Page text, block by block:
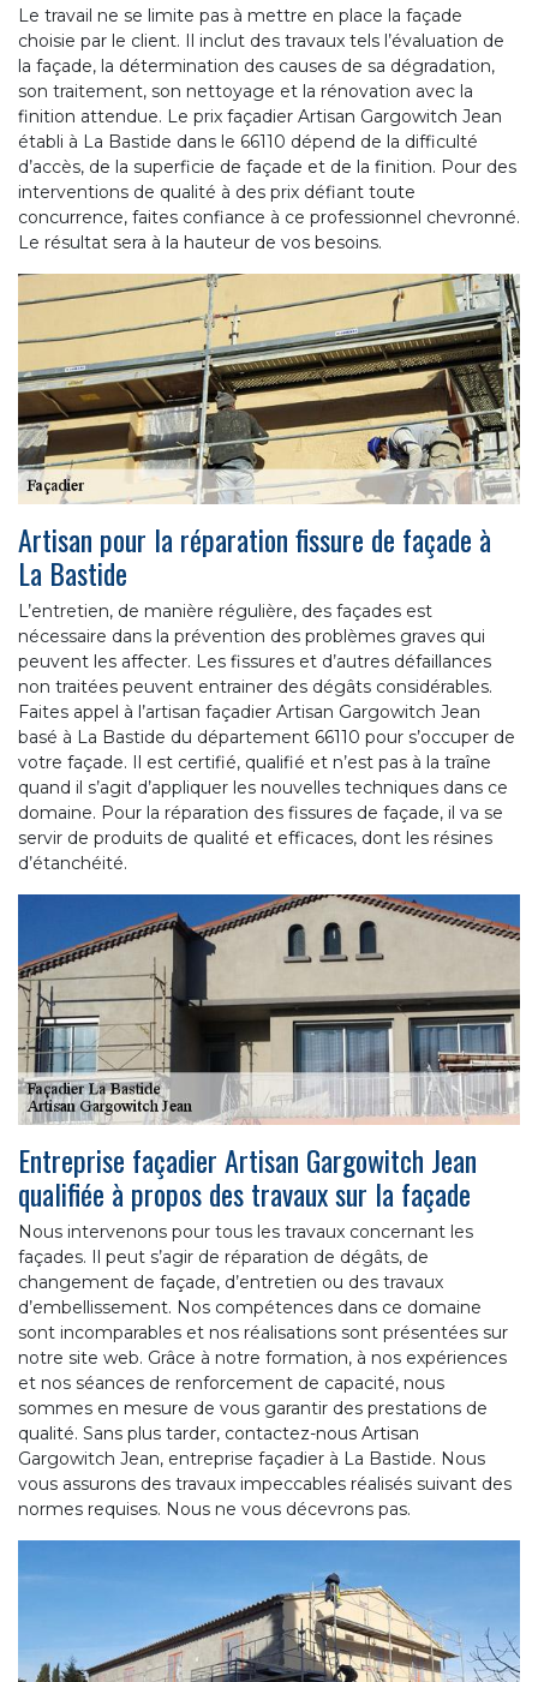
Le travail ne se limite pas à mettre en place la façade
choisie par le client. Il inclut des travaux tels l’évaluation de
la façade, la détermination des causes de sa dégradation,
son traitement, son nettoyage et la rénovation avec la
finition attendue. Le prix façadier Artisan Gargowitch Jean
établi à La Bastide dans le 66110 dépend de la difficulté
d’accès, de la superficie de façade et de la finition. Pour des
interventions de qualité à des prix défiant toute
concurrence, faites confiance à ce professionnel chevronné.
Le résultat sera à la hauteur de vos besoins.
Artisan pour la réparation fissure de façade à
La Bastide
L’entretien, de manière régulière, des façades est
nécessaire dans la prévention des problèmes graves qui
peuvent les affecter. Les fissures et d’autres défaillances
non traitées peuvent entrainer des dégâts considérables.
Faites appel à l’artisan façadier Artisan Gargowitch Jean
basé à La Bastide du département 66110 pour s’occuper de
votre façade. Il est certifié, qualifié et n’est pas à la traîne
quand il s’agit d’appliquer les nouvelles techniques dans ce
domaine. Pour la réparation des fissures de façade, il va se
servir de produits de qualité et efficaces, dont les résines
d’étanchéité.
Entreprise façadier Artisan Gargowitch Jean
qualifiée à propos des travaux sur la façade
Nous intervenons pour tous les travaux concernant les
façades. Il peut s’agir de réparation de dégâts, de
changement de façade, d’entretien ou des travaux
d’embellissement. Nos compétences dans ce domaine
sont incomparables et nos réalisations sont présentées sur
notre site web. Grâce à notre formation, à nos expériences
et nos séances de renforcement de capacité, nous
sommes en mesure de vous garantir des prestations de
qualité. Sans plus tarder, contactez-nous Artisan
Gargowitch Jean, entreprise façadier à La Bastide. Nous
vous assurons des travaux impeccables réalisés suivant des
normes requises. Nous ne vous décevrons pas.